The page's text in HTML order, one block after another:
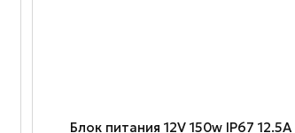
Блок питания 12V 150w ІР67 12.5A